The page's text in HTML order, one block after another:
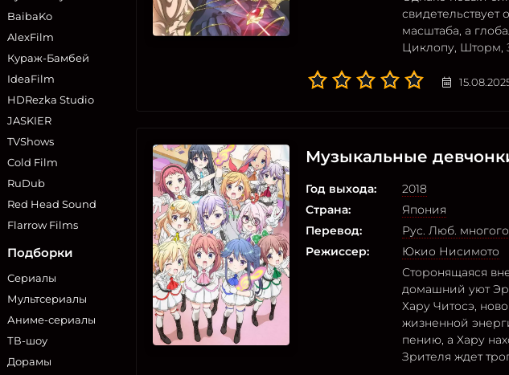
BaibaKo
AlexFilm
Кураж-Бамбей
IdeaFilm
HDRezka Studio
JASKIER
TVShows
Cold Film
RuDub
Red Head Sound
Flarrow Films
Подборки
Сериалы
Мультсериалы
Аниме-сериалы
ТВ-шоу
Дорамы
масштаба, а
Циклопу, Шторм,
Музыкальные
Год выхода:
2018
Страна:
Япония
Перевод:
Рус. Люб.
Режиссер:
Юкио Нисимото
Сторонящаяся
домашний уют
Хару Читосэ,
жизненной
пению, а Хару
Зрителя ждет